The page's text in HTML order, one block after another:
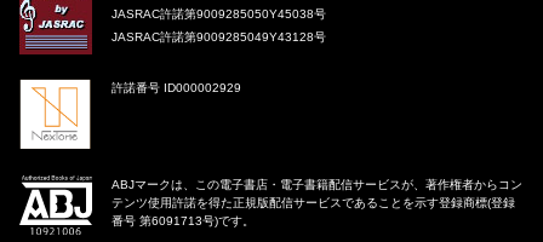
JASRAC許諾第9009285050Y45038号
JASRAC許諾第9009285049Y43128号
許諾番号 ID000002929
ABJマークは、この電子書店・電子書籍配信サービスが、著作権者からコン
テンツ使用許諾を得た正規版配信サービスであることを示す登録商標(登録
番号 第6091713号)です。